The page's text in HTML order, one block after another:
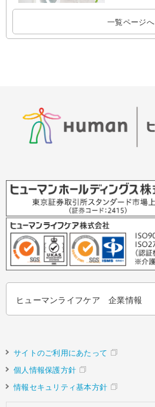
一覧ページへ
ヒューマンライフケア 企業情報
サイトのご利用にあたって
個人情報保護方針
情報セキュリティ基本方針